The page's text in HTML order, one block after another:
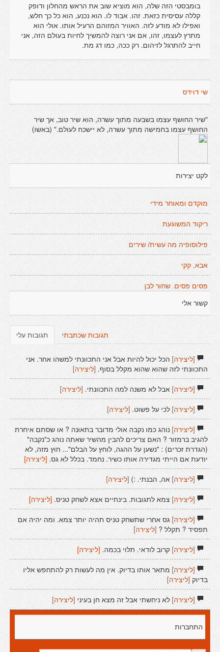
בומבסטי הזה שלה, הוא מוציא שוב את הראש מהחלון ודופק
קללה עסיסית כזאת. זהו. אבוד לו. הוא נכנע, הוא כל כך חלש,
ואפילו לא מודע לזה. האוויר המזוהם הרעיל אותו. אולי הוא
מתרץ לעצמו, זהו, אם אני רוצה להמשיך לחיות בעולם הזה, אני
חייב להתרגל לזיהום. רק ככה, כמו דג מת.
שי דוידס
"שיר החושף עצמו בשבעה מתוך עשרה, הוא שיר טוב, אך שיר
החושף עצמו בחמישה מתוך עשרה, לא יישכח לעולם." (באשו)
לקט יצירות
מוקדם ומאוחר מידי
ריקוד המשוגעת
פילוסופיה מה עשית/ שירים
אבא, קקי
פסים פסים. שחור לבן
קשור אלי
תגובות עלי תגובות שכתבתי
[ליצירה]הכל יכול להיות אבל אני התכוונתי למשהו אחר. אני
התכוונתי לזה שהוא שהוא מקלל בסוף. [ליצירה]
[ליצירה]אבל לא משנה למה התכוונתי. [ליצירה]
[ליצירה]לכי על פשוט. [ליצירה]
[ליצירה]נוהג כמו נקבה אולי מדובר בתאונה ? או שסתם איחרת
להגיב ברמזור ? האם צריכים להבין מהשיר שאתה נוהג כ"נקבה"
(הגדרת זכרים) : "נשען על ההגה, לוחץ על הבלם"... חוץ מזה, לא
יודעת אם הייתי מגדירה אותו כשיר. נחמד. בכלל לא גס. [ליצירה]
[ליצירה]אה, הבנתי. :) [ליצירה]
[ליצירה]צמא לתגובות. בינתיים אצא לשחק טניס. [ליצירה]
[ליצירה]גס אחרי שתשחק טניס תהיה יותר צמא. ומה יהיה אם
תפסיד ? תקלל ? [ליצירה]
[ליצירה]קרוב לודאי. תלוי בכמה. [ליצירה]
[ליצירה]מתאר אותו בדיוק. אין מה לעשות רק להתחפש אליו
בדיוק [ליצירה]
[ליצירה]לא ניחשתי אבל זה מצא חן בעיני [ליצירה]
התחברות